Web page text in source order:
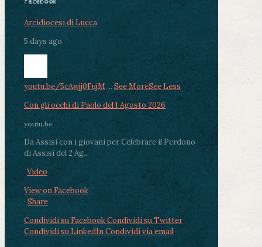
Arcidiocesi di Lucca
5 days ago
youtu.be/5cAwjj0FujM ... See MoreSee Less
Con gli occhi di Paolo del 1 Agosto 2026
youtu.be
Da Assisi con i giovani per Celebrare il Perdono
di Assisi del 2 Ag...
Video
View on Facebook
· Share
Condividi su FacebookCondividi su Twitter
Condividi su LinkedInCondividi via email